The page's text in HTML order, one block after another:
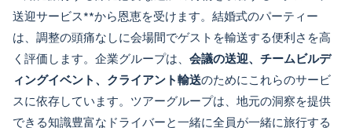
送迎サービス**から恩恵を受けます。結婚式のパーティー
は、調整の頭痛なしに会場間でゲストを輸送する便利さを高
く評価します。企業グループは、 会議の送迎、チームビルデ
ィングイベント、クライアント輸送のためにこれらのサービ
スに依存しています。ツアーグループは、地元の洞察を提供
できる知識豊富なドライバーと一緒に全員が一緒に旅行する